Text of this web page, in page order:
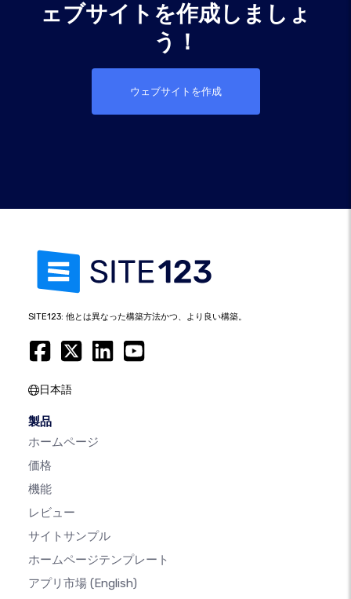
ェブサイトを作成しましょ
う！
ウェブサイトを作成
SITE123: 他とは異なった構築方法かつ、より良い構築。
日本語
製品
ホームページ
価格
機能
レビュー
サイトサンプル
ホームページテンプレート
アプリ市場 (English)